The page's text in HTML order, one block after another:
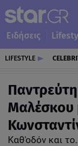
Ειδήσεις
LIFESTYLE
Μαλέσκου
Καθ'οδόν και